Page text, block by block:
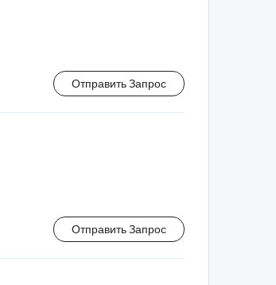
Отправить Запрос
Отправить Запрос